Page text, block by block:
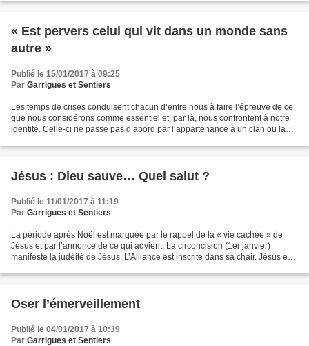
« Est pervers celui qui vit dans un monde sans
autre »
Publié le 15/01/2017 à 09:25
Par Garrigues et Sentiers
Les temps de crises conduisent chacun d’entre nous à faire l’épreuve de ce
que nous considérons comme essentiel et, par là, nous confrontent à notre
identité. Celle-ci ne passe pas d’abord par l’appartenance à un clan ou la
Jésus : Dieu sauve… Quel salut ?
Publié le 11/01/2017 à 11:19
Par Garrigues et Sentiers
La période après Noël est marquée par le rappel de la « vie cachée » de
Jésus et par l’annonce de ce qui advient. La circoncision (1er janvier)
manifeste la judéité de Jésus. L’Alliance est inscrite dans sa chair. Jésus est
Oser l’émerveillement
Publié le 04/01/2017 à 10:39
Par Garrigues et Sentiers